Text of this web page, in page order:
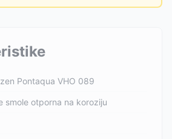
Pontaqua VHO 089
smole otporna na koroziju